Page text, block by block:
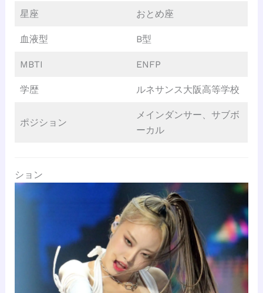
星座 おとめ座
血液型 B型
MBTI ENFP
学歴 ルネサンス大阪高等学校
ポジション
メインダンサー、サブボ
ーカル
ション